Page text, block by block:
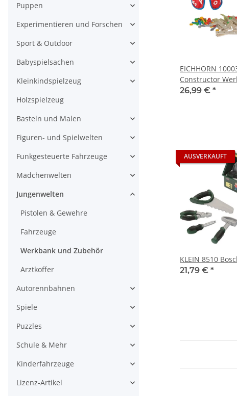
EICHHORN
Constructor
Werkzeuggürtel
26,99 € *
AUSVERKAUFT
KLEIN 8510
21,79 € *
Puppen
Experimentieren und Forschen
Sport & Outdoor
Babyspielsachen
Kleinkindspielzeug
Holzspielzeug
Basteln und Malen
Figuren- und Spielwelten
Funkgesteuerte Fahrzeuge
Mädchenwelten
Jungenwelten
Pistolen & Gewehre
Fahrzeuge
Werkbank und Zubehör
Arztkoffer
Autorennbahnen
Spiele
Puzzles
Schule & Mehr
Kinderfahrzeuge
Lizenz-Artikel